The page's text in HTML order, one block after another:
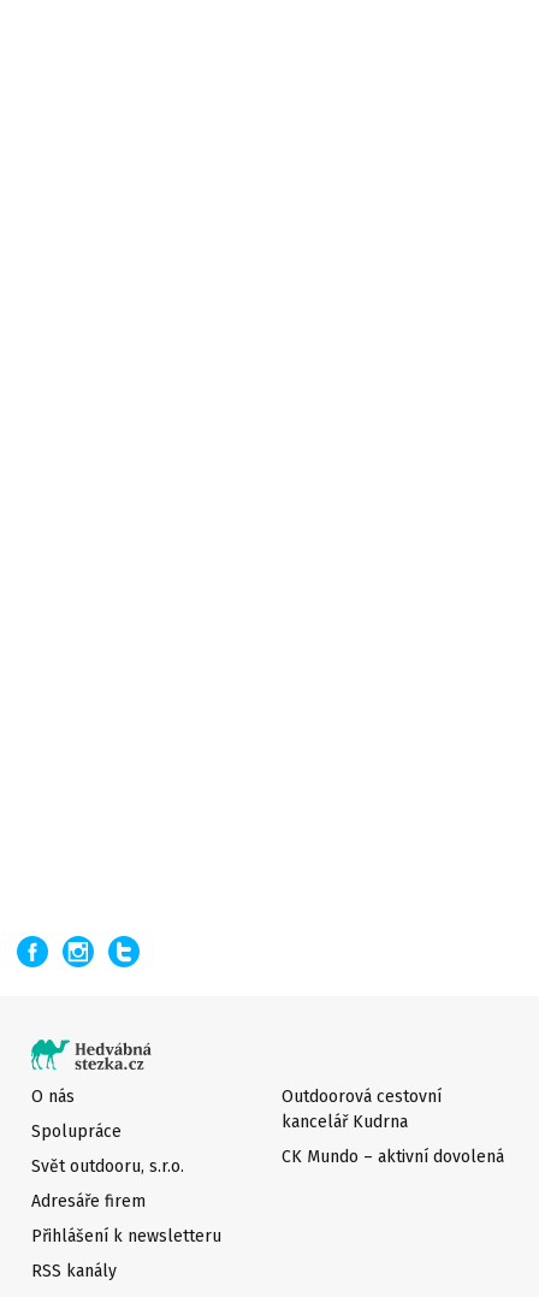
O nás
Spolupráce
Svět outdooru, s.r.o.
Adresáře firem
Přihlášení k newsletteru
Outdoorová cestovní
kancelář Kudrna
CK Mundo – aktivní dovolená
RSS kanály